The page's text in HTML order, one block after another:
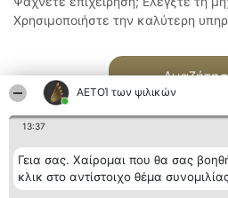
ΑΕΤΟΊ των ψιλικών
13:37
Γεια σας. Χαίρομαι που θα σας
κλικ στο αντίστοιχο θέμα
Χρησιμοποιήστε την καλύτερη